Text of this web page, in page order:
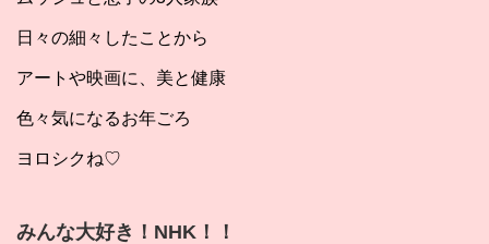
日々の細々したことから
アートや映画に、美と健康
色々気になるお年ごろ
ヨロシクね♡
みんな大好き！NHK！！